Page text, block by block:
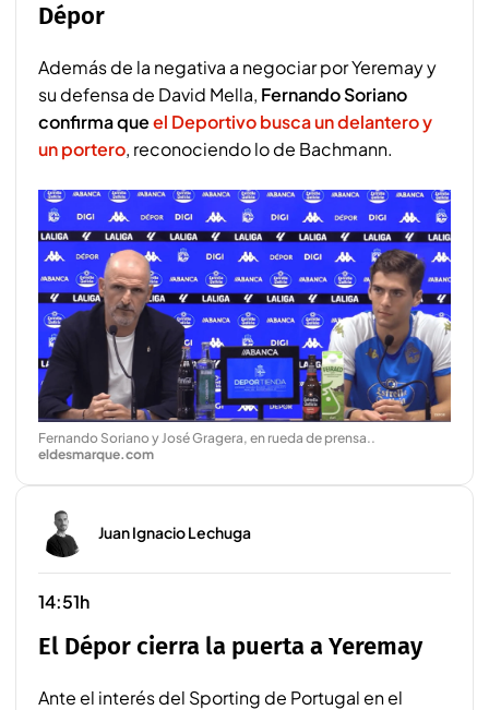
Dépor
Además de la negativa a negociar por Yeremay y
su defensa de David Mella, Fernando Soriano
confirma queel Deportivo busca un delantero y
un portero, reconociendo lo de Bachmann.
Fernando Soriano y José Gragera, en rueda de prensa..
eldesmarque.com
Juan Ignacio Lechuga
14:51h
El Dépor cierra la puerta a Yeremay
Ante el interés del Sporting de Portugal en el